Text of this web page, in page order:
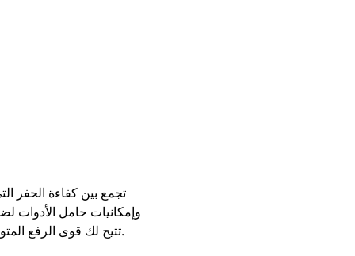
تتيح لك قوى الرفع المتوازي والإمالة العالية خلال نطاق العمل بأكمله مناولة الأحمال بمنتهى السلامة، والثقة، والتحكم الدقيق.